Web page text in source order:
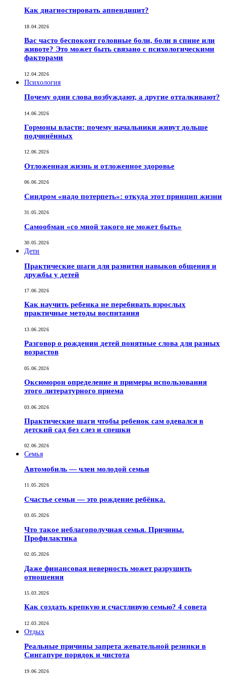
Как диагностировать аппендицит?
18.04.2026
Вас часто беспокоят головные боли, боли в спине или
животе? Это может быть связано с психологическими
факторами
12.04.2026
Психология
Почему одни слова возбуждают, а другие отталкивают?
14.06.2026
Гормоны власти: почему начальники живут дольше
подчинённых
12.06.2026
Отложенная жизнь и отложенное здоровье
06.06.2026
Синдром «надо потерпеть»: откуда этот принцип жизни
31.05.2026
Самообман «со мной такого не может быть»
30.05.2026
Дети
Практические шаги для развития навыков общения и
дружбы у детей
17.06.2026
Как научить ребенка не перебивать взрослых
практичные методы воспитания
13.06.2026
Разговор о рождении детей понятные слова для разных
возрастов
05.06.2026
Оксюморон определение и примеры использования
этого литературного приема
03.06.2026
Практические шаги чтобы ребенок сам одевался в
детский сад без слез и спешки
02.06.2026
Семья
Автомобиль — член молодой семьи
11.05.2026
Счастье семьи — это рождение ребёнка.
03.05.2026
Что такое неблагополучная семья. Причины.
Профилактика
02.05.2026
Даже финансовая неверность может разрушить
отношения
15.03.2026
Как создать крепкую и счастливую семью? 4 совета
12.03.2026
Отдых
Реальные причины запрета жевательной резинки в
Сингапуре порядок и чистота
19.06.2026